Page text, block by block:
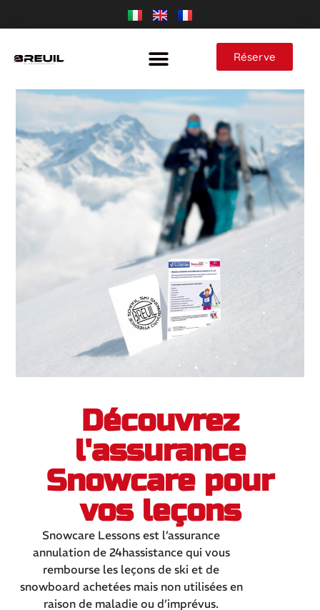
Réserve
Découvrez
l'assurance
Snowcare pour
vos leçons
Snowcare Lessons est l’assurance
annulation de 24hassistance qui vous
rembourse les leçons de ski et de
snowboard achetées mais non utilisées en
raison de maladie ou d’imprévus.